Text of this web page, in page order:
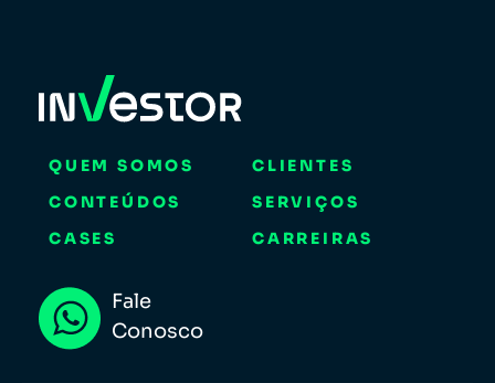
QUEM SOMOS
CLIENTES
CONTEÚDOS
SERVIÇOS
CASES
CARREIRAS
Fale
Conosco